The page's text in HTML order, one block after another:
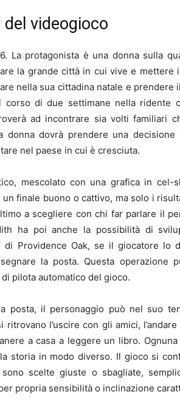
del videogioco
La protagonista è una donna sulla
la grande città in cui vive e mettere
nella sua cittadina natale e prendere
corso di due settimane nella ridente
ad incontrare sia volti familiari
dovrà prendere una decisione
nel paese in cui è cresciuta.
mescolato con una grafica in cel-
finale buono o cattivo, ma solo i
a scegliere con chi far parlare il
ha poi anche la possibilità di
Providence Oak, se il giocatore lo
la posta. Questa operazione
pilota automatico del gioco.
posta, il personaggio può nel suo
l’uscire con gli amici, l’andare
a casa a leggere un libro.
storia in modo diverso. Il gioco si
scelte giuste o sbagliate,
propria sensibilità o inclinazione